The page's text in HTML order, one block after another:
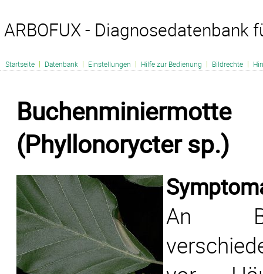
ARBOFUX - Diagnosedatenbank
Startseite | Datenbank | Einstellungen | Hilfe zur Bedienung | Bildrechte |
Buchenminiermotte
(Phyllonorycter sp.)
An